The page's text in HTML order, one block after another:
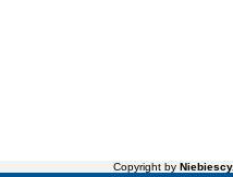
Copyright by